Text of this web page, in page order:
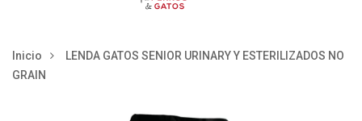
Inicio
LENDA GATOS SENIOR URINARY Y ESTERILIZADOS NO
GRAIN